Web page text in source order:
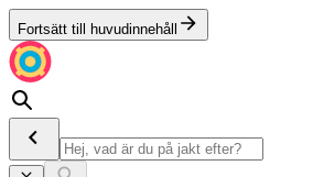
Fortsätt till huvudinnehåll